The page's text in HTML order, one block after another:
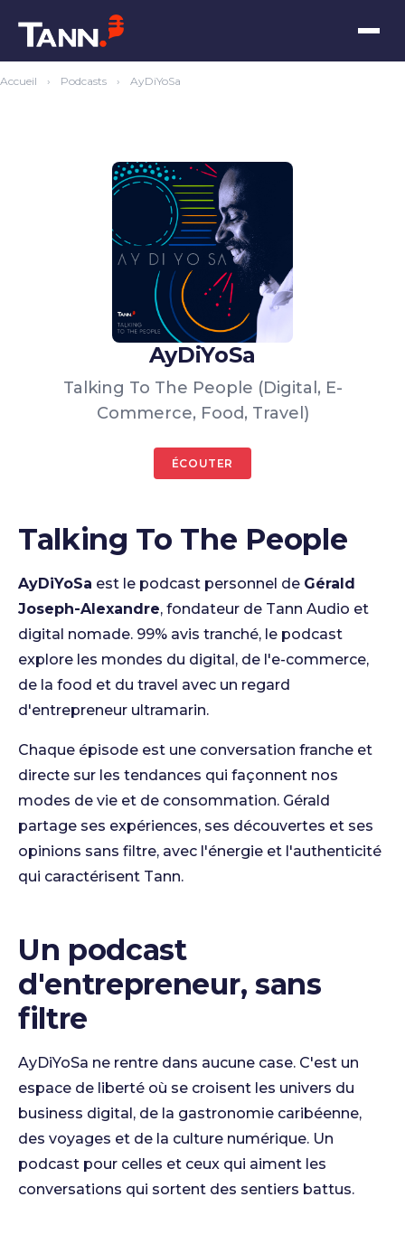
Accueil › Podcasts › AyDiYoSa
AyDiYoSa
Talking To The People (Digital, E-
Commerce, Food, Travel)
ÉCOUTER
Talking To The People
AyDiYoSa est le podcast personnel de Gérald
Joseph-Alexandre, fondateur de Tann Audio et
digital nomade. 99% avis tranché, le podcast
explore les mondes du digital, de l'e-commerce,
de la food et du travel avec un regard
d'entrepreneur ultramarin.
Chaque épisode est une conversation franche et
directe sur les tendances qui façonnent nos
modes de vie et de consommation. Gérald
partage ses expériences, ses découvertes et ses
opinions sans filtre, avec l'énergie et l'authenticité
qui caractérisent Tann.
Un podcast
d'entrepreneur, sans
filtre
AyDiYoSa ne rentre dans aucune case. C'est un
espace de liberté où se croisent les univers du
business digital, de la gastronomie caribéenne,
des voyages et de la culture numérique. Un
podcast pour celles et ceux qui aiment les
conversations qui sortent des sentiers battus.